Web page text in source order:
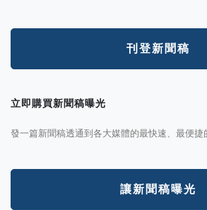
刊登新聞稿
立即購買新聞稿曝光
發一篇新聞稿透通到各大媒體的最快速、最便捷
讓新聞稿曝光